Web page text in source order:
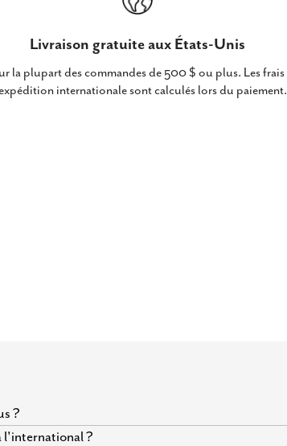
Livraison gratuite aux États-Unis
la plupart des commandes de 500 $ ou plus. Les frais
internationale sont calculés lors du paiement.
?
l'international ?